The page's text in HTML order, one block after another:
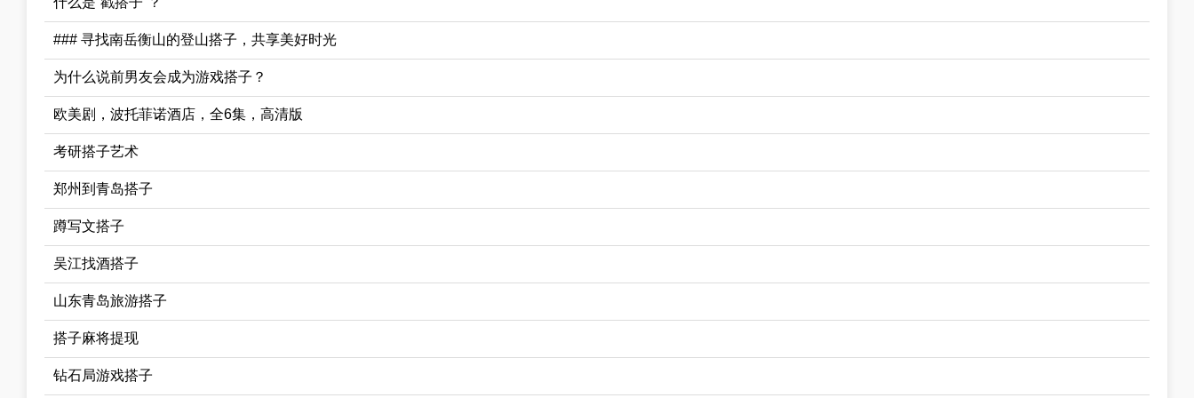
### 寻找南岳衡山的登山搭子，共享美好时光
为什么说前男友会成为游戏搭子？
欧美剧，波托菲诺酒店，全6集，高清版
考研搭子艺术
郑州到青岛搭子
蹲写文搭子
吴江找酒搭子
山东青岛旅游搭子
搭子麻将提现
钻石局游戏搭子